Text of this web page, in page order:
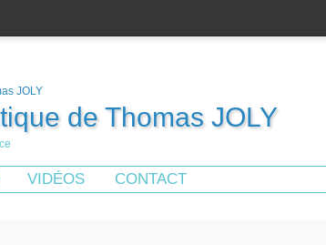
de Thomas JOLY
VIDÉOS CONTACT